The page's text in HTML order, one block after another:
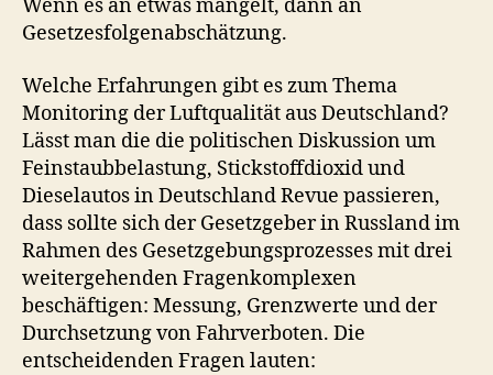
Wenn es an etwas mangelt, dann an
Gesetzesfolgenabschätzung.
Welche Erfahrungen gibt es zum Thema
Monitoring der Luftqualität aus Deutschland?
Lässt man die die politischen Diskussion um
Feinstaubbelastung, Stickstoffdioxid und
Dieselautos in Deutschland Revue passieren,
dass sollte sich der Gesetzgeber in Russland im
Rahmen des Gesetzgebungsprozesses mit drei
weitergehenden Fragenkomplexen
beschäftigen: Messung, Grenzwerte und der
Durchsetzung von Fahrverboten. Die
entscheidenden Fragen lauten: